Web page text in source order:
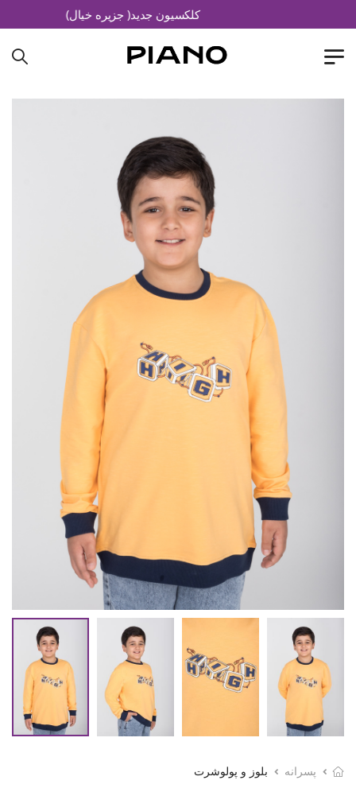
کلکسیون جدید( جزیره خیال)
پسرانه بلوز و پولوشرت